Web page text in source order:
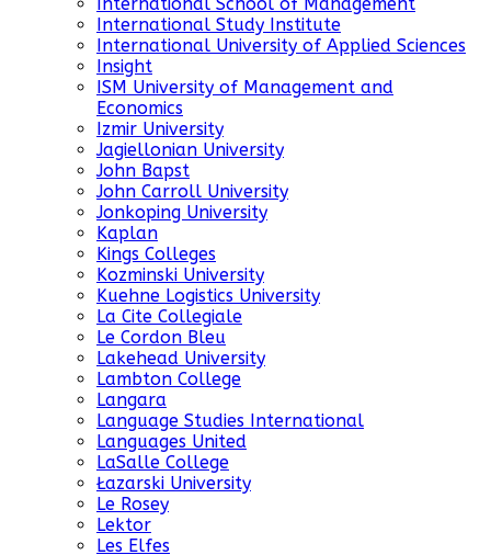
International School of Management
International Study Institute
International University of Applied Sciences
Insight
ISM University of Management and
Economics
Izmir University
Jagiellonian University
John Bapst
John Carroll University
Jonkoping University
Kaplan
Kings Colleges
Kozminski University
Kuehne Logistics University
La Cite Collegiale
Le Cordon Bleu
Lakehead University
Lambton College
Langara
Language Studies International
Languages United
LaSalle College
Łazarski University
Le Rosey
Lektor
Les Elfes